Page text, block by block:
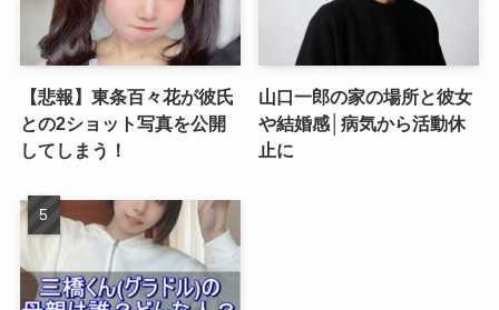
【悲報】東条百々花が彼氏
との2ショット写真を公開
してしまう！
山口一郎の家の場所と彼女
や結婚感│病気から活動休
止に